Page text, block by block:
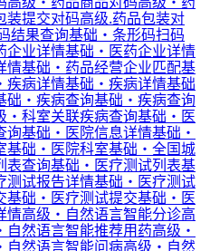
提交对码高级.药品包装对
结果查询基础·条形码扫码
业详情基础·医药企业详情
情基础·药品经营企业匹配基
病详情基础·疾病详情基础
础·疾病查询基础·疾病查询
·科室关联疾病查询基础·医
询基础·医院信息详情基础·
基础·医院科室基础·全国城
表查询基础·医疗测试列表基
试报告详情基础·医疗测试
基础·医疗测试提交基础·医
情高级·自然语言智能分诊高
然语言智能推荐用药高级·
然语言智能问病高级·自然